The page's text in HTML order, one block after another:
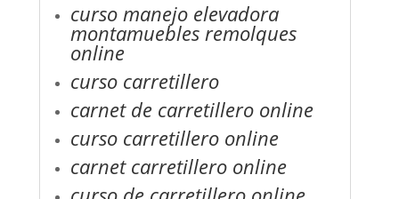
curso manejo elevadora
montamuebles remolques
online
curso carretillero
carnet de carretillero online
curso carretillero online
carnet carretillero online